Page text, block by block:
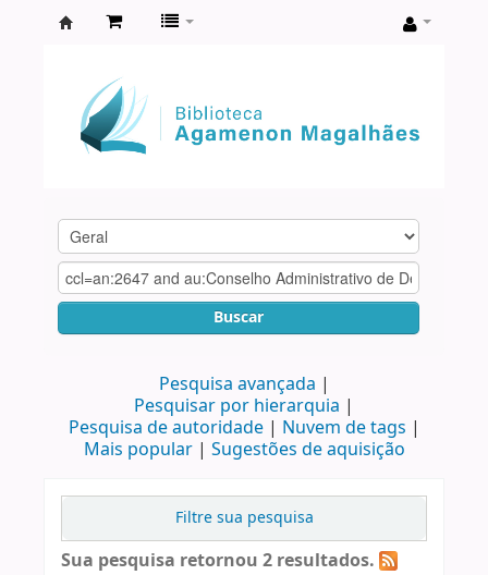
Agamenon
Magalhães
Buscar
Pesquisa avançada
Pesquisar por hierarquia
Pesquisa de autoridade
Nuvem de tags
Mais popular
Sugestões de aquisição
Filtre sua pesquisa
Sua pesquisa retornou 2 resultados.